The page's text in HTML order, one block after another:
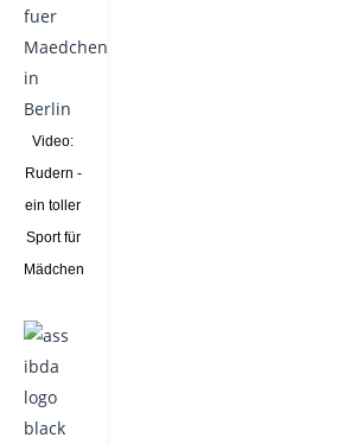
Video:
Rudern -
ein toller
Sport für
Mädchen